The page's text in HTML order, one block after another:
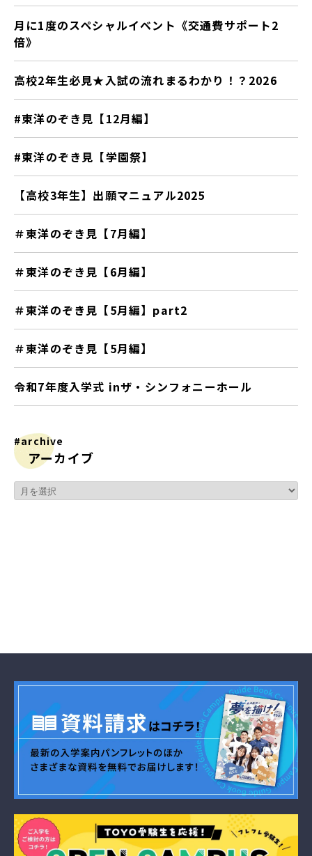
月に1度のスペシャルイベント《交通費サポート2
倍》
高校2年生必見★入試の流れまるわかり！？2026
#東洋のぞき見【12月編】
#東洋のぞき見【学園祭】
【高校3年生】出願マニュアル2025
＃東洋のぞき見【7月編】
＃東洋のぞき見【6月編】
＃東洋のぞき見【5月編】part2
＃東洋のぞき見【5月編】
令和7年度入学式 inザ・シンフォニーホール
#archive
アーカイブ